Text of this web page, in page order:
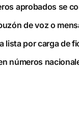
aprobados se
de voz o
lista por carga de
números